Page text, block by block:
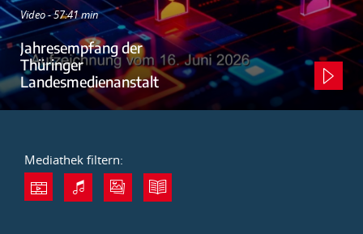
Video - 57:41 min
Jahresempfang der
Thüringer
Landesmedienanstalt
Mediathek filtern: